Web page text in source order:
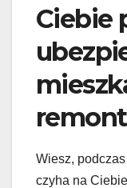
Ciebie
Wiesz, podczas
czyha na